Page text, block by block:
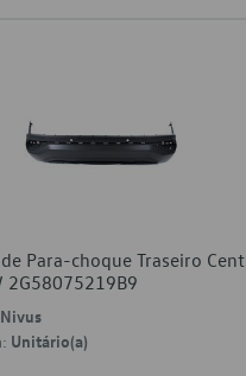
Para-choque Traseiro
2G58075219B9
Nivus
Unitário(a)